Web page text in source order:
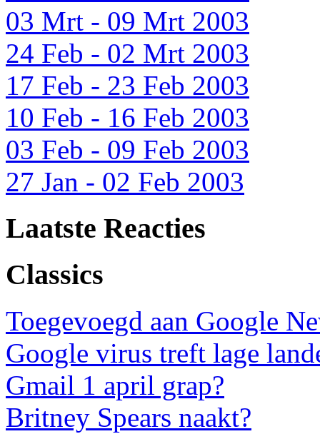
03 Mrt - 09 Mrt 2003
24 Feb - 02 Mrt 2003
17 Feb - 23 Feb 2003
10 Feb - 16 Feb 2003
03 Feb - 09 Feb 2003
27 Jan - 02 Feb 2003
Laatste Reacties
Classics
Toegevoegd aan Google
Google virus treft lage
Gmail 1 april grap?
Britney Spears naakt?